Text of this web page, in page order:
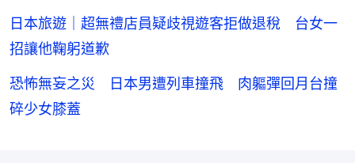
日本旅遊｜超無禮店員疑歧視遊客拒做退稅 台女一
招讓他鞠躬道歉
恐怖無妄之災 日本男遭列車撞飛 肉軀彈回月台撞
碎少女膝蓋